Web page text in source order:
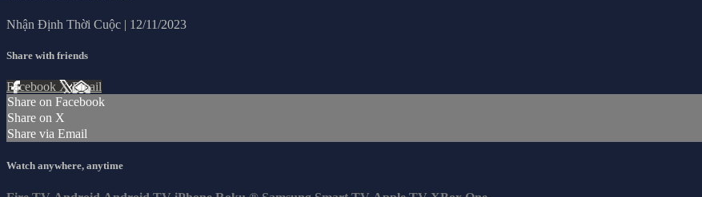
Nhận Định Thời Cuộc | 12/11/2023
Share with friends
Facebook XEmail
Share on Facebook
Share on X
Share via Email
Watch anywhere, anytime